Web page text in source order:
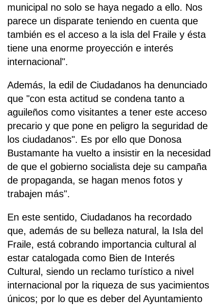
municipal no solo se haya negado a ello. Nos
parece un disparate teniendo en cuenta que
también es el acceso a la isla del Fraile y ésta
tiene una enorme proyección e interés
internacional".
Además, la edil de Ciudadanos ha denunciado
que "con esta actitud se condena tanto a
aguileños como visitantes a tener este acceso
precario y que pone en peligro la seguridad de
los ciudadanos". Es por ello que Donosa
Bustamante ha vuelto a insistir en la necesidad
de que el gobierno socialista deje su campaña
de propaganda, se hagan menos fotos y
trabajen más".
En este sentido, Ciudadanos ha recordado
que, además de su belleza natural, la Isla del
Fraile, está cobrando importancia cultural al
estar catalogada como Bien de Interés
Cultural, siendo un reclamo turístico a nivel
internacional por la riqueza de sus yacimientos
únicos; por lo que es deber del Ayuntamiento